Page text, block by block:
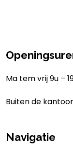
Ma tem vrij 9u –
Buiten de
Navigatie